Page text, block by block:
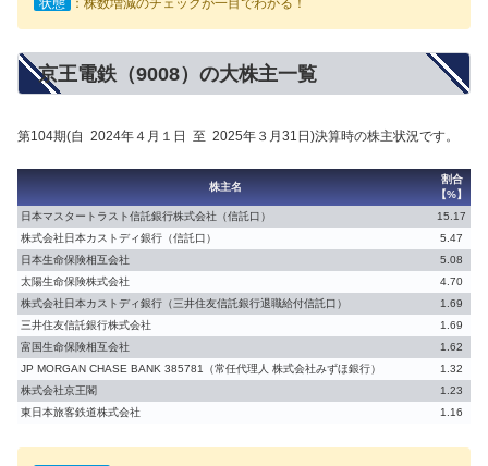
京王電鉄（9008）の大株主一覧
第104期(自 2024年４月１日 至 2025年３月31日)決算時の株主状況です。
株主名
割合
【%】
日本マスタートラスト信託銀行株式会社（信託口）
15.17
株式会社日本カストディ銀行（信託口）
5.47
日本生命保険相互会社
5.08
太陽生命保険株式会社
4.70
株式会社日本カストディ銀行（三井住友信託銀行退職給付信託口）
1.69
三井住友信託銀行株式会社
1.69
富国生命保険相互会社
1.62
JP MORGAN CHASE BANK 385781（常任代理人 株式会社みずほ銀行）
1.32
株式会社京王閣
1.23
東日本旅客鉄道株式会社
1.16